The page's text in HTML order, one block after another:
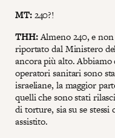
MT:240?!
THH:Almeno 240, e
riportato dal Ministero
ancora più alto.
operatori sanitari sono
israeliane, la maggior
quelli che sono stati
di torture, sia su se
assistito.